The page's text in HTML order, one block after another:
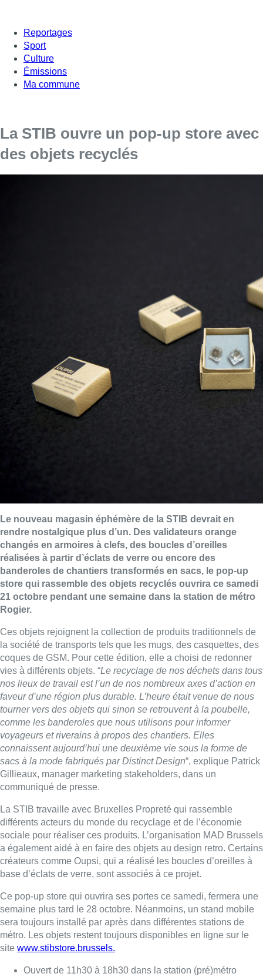
Reportages
Sport
Culture
Émissions
Ma commune
La STIB ouvre un pop-up store avec
des objets recyclés
Le nouveau magasin éphémère de la STIB devrait en
rendre nostalgique plus d’un. Des validateurs orange
changés en armoires à clefs, des boucles d’oreilles
réalisées à partir d’éclats de verre ou encore des
banderoles de chantiers transformés en sacs, le pop-up
store qui rassemble des objets recyclés ouvrira ce samedi
21 octobre pendant une semaine dans la station de métro
Rogier.
Ces objets rejoignent la collection de produits traditionnels de
la société de transports tels que les mugs, des casquettes, des
coques de GSM. Pour cette édition, elle a choisi de redonner
vies à différents objets. “Le recyclage de nos déchets dans tous
nos lieux de travail est l’un de nos nombreux axes d’action en
faveur d’une région plus durable. L’heure était venue de nous
tourner vers des objets qui sinon se retrouvent à la poubelle,
comme les banderoles que nous utilisons pour informer
voyageurs et riverains à propos des chantiers. Elles
connaissent aujourd’hui une deuxième vie sous la forme de
sacs à la mode fabriqués par Distinct Design“, explique Patrick
Gillieaux, manager marketing stakeholders, dans un
communiqué de presse.
La STIB travaille avec Bruxelles Propreté qui rassemble
différents acteurs du monde du recyclage et de l’économie
sociale pour réaliser ces produits. L’organisation MAD Brussels
a également aidé à en faire des objets au design retro. Certains
créateurs comme Oupsi, qui a réalisé les boucles d’oreilles à
base d’éclats de verre, sont associés à ce projet.
Ce pop-up store qui ouvrira ses portes ce samedi, fermera une
semaine plus tard le 28 octobre. Néanmoins, un stand mobile
sera toujours installé par après dans différentes stations de
métro. Les objets restent toujours disponibles en ligne sur le
site www.stibstore.brussels.
Ouvert de 11h30 à 18h30 dans la station (pré)métro